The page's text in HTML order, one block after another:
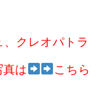
クレオパトラ
真は こちら